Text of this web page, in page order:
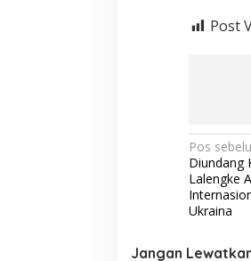
Post
N
a
v
g
Pos
Diundang
Lalengke
Ukraina
Jangan